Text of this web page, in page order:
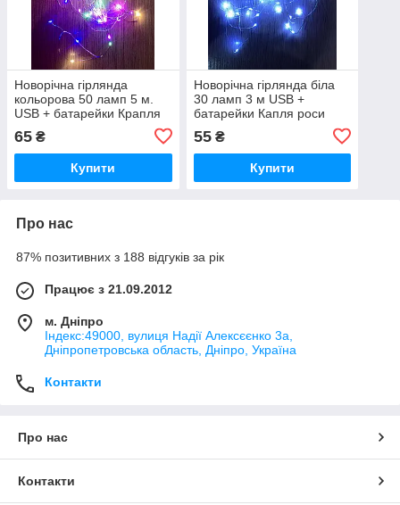
Новорічна гірлянда
кольорова 50 ламп 5 м.
USB + батарейки Крапля
65 ₴
Купити
Новорічна гірлянда біла
30 ламп 3 м USB +
батарейки Капля роси
55₴
Купити
Про нас
87% позитивних з 188 відгуків за рік
Працює з 21.09.2012
м. Дніпро
Індекс:49000, вулиця Надії Алексєєнко 3а,
Дніпропетровська область, Дніпро, Україна
Контакти
Про нас
Контакти